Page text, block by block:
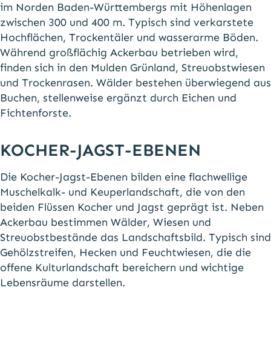
im Norden Baden-Württembergs mit Höhenlagen
zwischen 300 und 400 m. Typisch sind verkarstete
Hochflächen, Trockentäler und wasserarme Böden.
Während großflächig Ackerbau betrieben wird,
finden sich in den Mulden Grünland, Streuobstwiesen
und Trockenrasen. Wälder bestehen überwiegend aus
Buchen, stellenweise ergänzt durch Eichen und
Fichtenforste.
KOCHER-JAGST-EBENEN
Die Kocher-Jagst-Ebenen bilden eine flachwellige
Muschelkalk- und Keuperlandschaft, die von den
beiden Flüssen Kocher und Jagst geprägt ist. Neben
Ackerbau bestimmen Wälder, Wiesen und
Streuobstbestände das Landschaftsbild. Typisch sind
Gehölzstreifen, Hecken und Feuchtwiesen, die die
offene Kulturlandschaft bereichern und wichtige
Lebensräume darstellen.